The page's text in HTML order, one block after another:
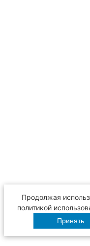
Продолжая
политикой
Принять